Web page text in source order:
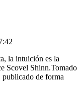
la intuición es la
Scovel Shinn.Tomado
de forma